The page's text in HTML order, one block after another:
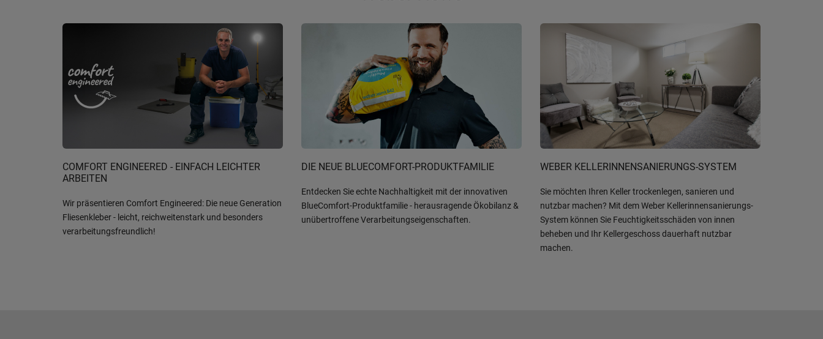
COMFORT ENGINEERED - EINFACH LEICHTER
ARBEITEN
Wir präsentieren Comfort Engineered: Die neue Generation
Fliesenkleber - leicht, reichweitenstark und besonders
verarbeitungsfreundlich!
DIE NEUE BLUECOMFORT-PRODUKTFAMILIE
Entdecken Sie echte Nachhaltigkeit mit der innovativen
BlueComfort-Produktfamilie - herausragende Ökobilanz &
unübertroffene Verarbeitungseigenschaften.
WEBER KELLERINNENSANIERUNGS-SYSTEM
Sie möchten Ihren Keller trockenlegen, sanieren und
nutzbar machen? Mit dem Weber Kellerinnensanierungs-
System können Sie Feuchtigkeitsschäden von innen
beheben und Ihr Kellergeschoss dauerhaft nutzbar
machen.